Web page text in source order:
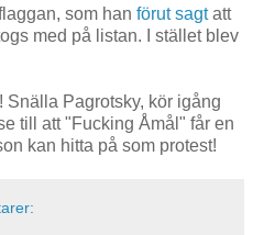
som han förut sagtatt
med på listan. I stället blev
! Snälla Pagrotsky, kör igång
till att "Fucking Åmål" får en
kan hitta på som protest!